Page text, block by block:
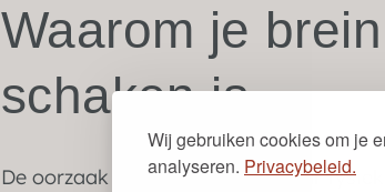
Wij gebruiken cookies om je
analyseren. Privacybeleid.
Waarom je
schaken is
De oorzaak van dit gedrag is puur